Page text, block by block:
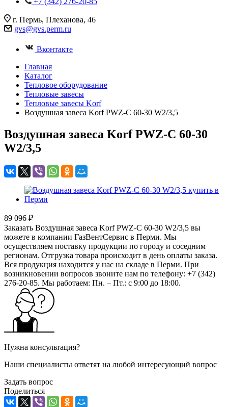
г. Пермь, Плеханова, 46
gvs@gvs.perm.ru
Вконтакте
Главная
Каталог
Тепловое оборудование
Тепловые завесы
Тепловые завесы Korf
Воздушная завеса Korf PWZ-С 60-30 W2/3,5
Воздушная завеса Korf PWZ-С 60-30
W2/3,5
89 096 ₽
Заказать Воздушная завеса Korf PWZ-С 60-30 W2/3,5 вы
можете в компании ГазВентСервис в Перми. Мы
осуществляем поставку продукции по городу и соседним
регионам. Отгрузка товара происходит в день оплаты заказа.
Вся продукция находится у нас на складе в Перми. При
возникновении вопросов звоните нам по телефону: +7 (342)
276-20-85. Мы работаем: Пн. – Пт.: с 9:00 до 18:00.
Нужна консультация?
Наши специалисты ответят на любой интересующий вопрос
Задать вопрос
Поделиться